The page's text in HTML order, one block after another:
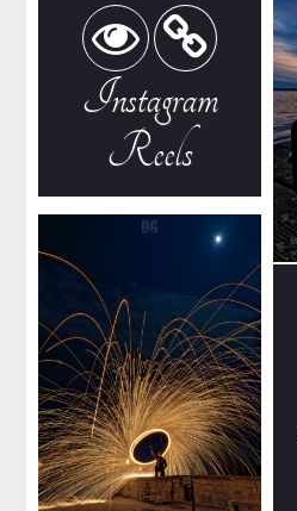
Instagram
Reels